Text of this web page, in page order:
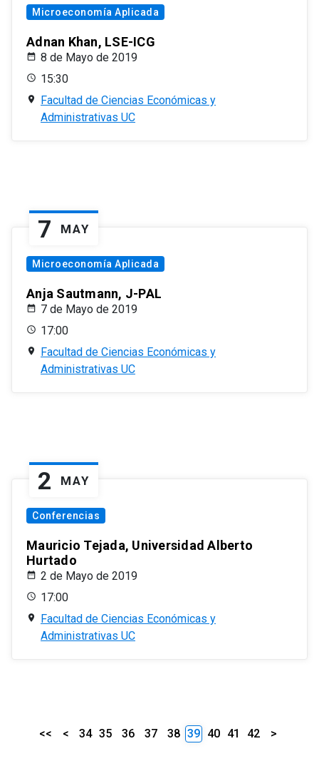
Microeconomía Aplicada
Adnan Khan, LSE-ICG
8 de Mayo de 2019
15:30
Facultad de Ciencias Económicas y
Administrativas UC
7 MAY
Microeconomía Aplicada
Anja Sautmann, J-PAL
7 de Mayo de 2019
17:00
Facultad de Ciencias Económicas y
Administrativas UC
2 MAY
Conferencias
Mauricio Tejada, Universidad Alberto
Hurtado
2 de Mayo de 2019
17:00
Facultad de Ciencias Económicas y
Administrativas UC
<< < 34 35 36 37 38 39 40 41 42 >